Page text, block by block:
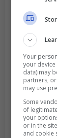
Your
your
data) may
partners,
may use
Some
of
your
or in the
and cookie